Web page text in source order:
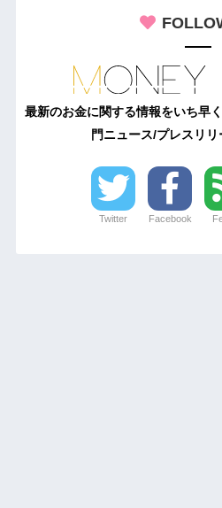
最新のお金に関する情報をいち早
門ニュース/プレスリ
Twitter Facebook